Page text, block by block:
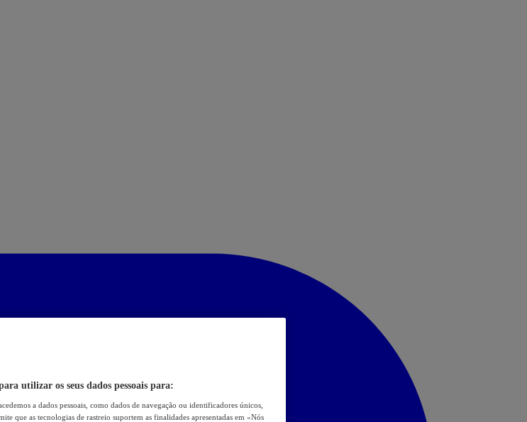
utilizar os seus dados pessoais para:
a dados pessoais, como dados de navegação ou identificadores únicos,
que as tecnologias de rastreio suportem as finalidades apresentadas em «Nós